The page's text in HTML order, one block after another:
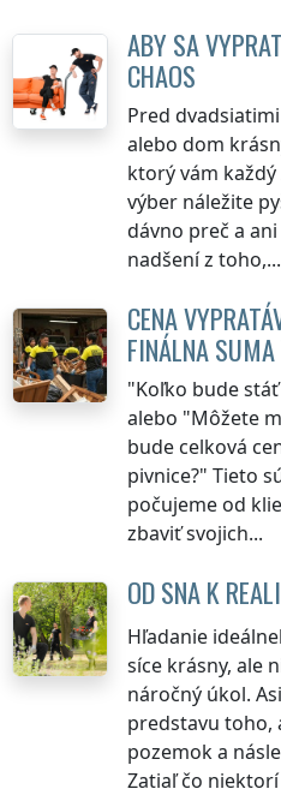
ABY SA
CHAOS
Pred
alebo dom
ktorý vám
výber náležite
dávno preč a
nadšení z toho,...
CENA
FINÁLNA
"Koľko bude
alebo "Môžete
bude celková
pivnice?" Tieto
počujeme od
zbaviť svojich...
OD SNA K
Hľadanie
síce krásny, ale
náročný úkol.
predstavu toho,
pozemok a
Zatiaľ čo niektorí